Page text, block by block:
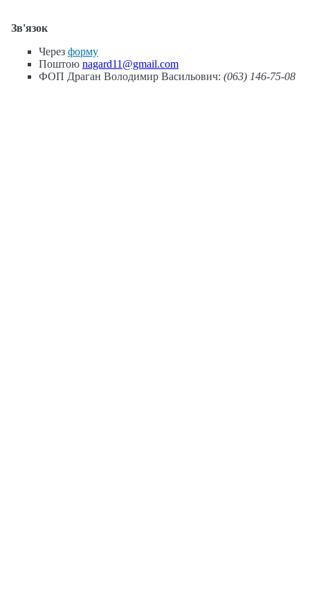
Зв'язок
Через форму
Поштою nagard11@gmail.com
ФОП Драган Володимир Васильович: (063) 146-75-08